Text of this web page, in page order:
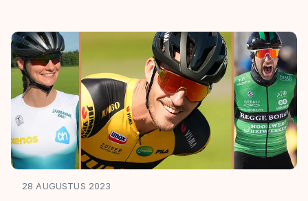
28 AUGUSTUS 2023